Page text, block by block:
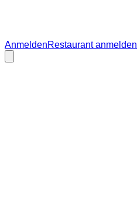
AnmeldenRestaurant anmelden